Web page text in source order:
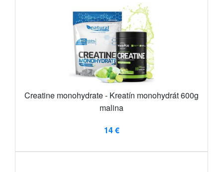
Creatine monohydrate - Kreatín monohydrát 600g
malina
14 €